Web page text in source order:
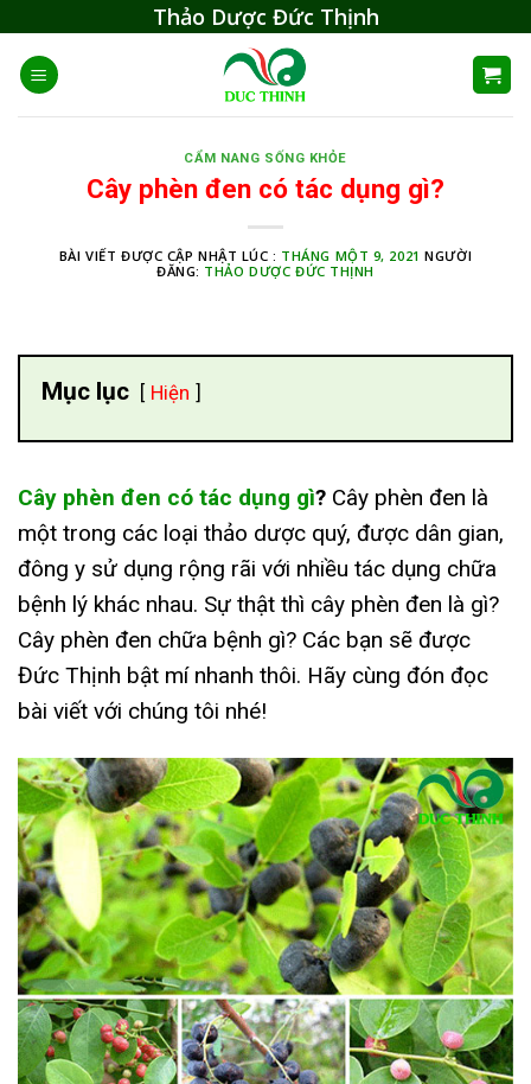
content
Thảo Dược Đức Thịnh
CẨM NANG SỐNG KHỎE
Cây phèn đen có tác dụng gì?
BÀI VIẾT ĐƯỢC CẬP NHẬT LÚC : THÁNG MỘT 9, 2021 NGƯỜI
ĐĂNG: THẢO DƯỢC ĐỨC THỊNH
Mục lục Hiện
Cây phèn đen có tác dụng gì? Cây phèn đen là
một trong các loại thảo dược quý, được dân gian,
đông y sử dụng rộng rãi với nhiều tác dụng chữa
bệnh lý khác nhau. Sự thật thì cây phèn đen là gì?
Cây phèn đen chữa bệnh gì? Các bạn sẽ được
Đức Thịnh bật mí nhanh thôi. Hãy cùng đón đọc
bài viết với chúng tôi nhé!